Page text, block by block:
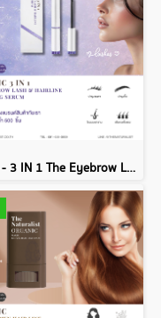
ขนตา - 3 IN 1 The Eyebrow Lash Hairline Enhancing Serum